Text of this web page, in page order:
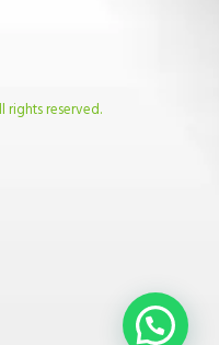
rights reserved.